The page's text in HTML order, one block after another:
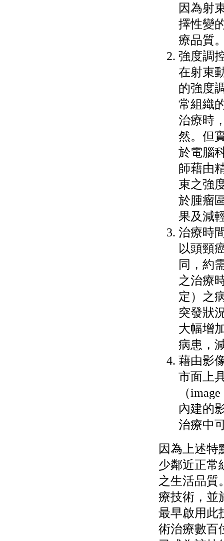
因為射
擇性變
療品質
強度調
在射束
的強度
常組織
治療時
然。但
於電腦
師藉由
束之強
於腫瘤
果及減
治療時
以頭頸
同，約
之治療
定）之
突發狀
大幅增
病患，
藉由影
市面上
（
內建的
治療中
因為上述特
少鄰近正常
之生活品質
療技術，並
最早啟用此
術治療數百